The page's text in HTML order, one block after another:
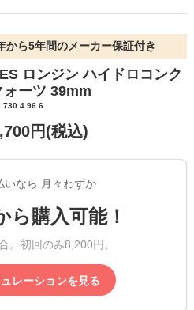
から5年間のメーカー保証付き
ロンジン ハイドロコンク
ォーツ 39mm
円(税込)
いなら 月々わずか
ら購入可能！
。初回のみ8,200円。
レーションを見る